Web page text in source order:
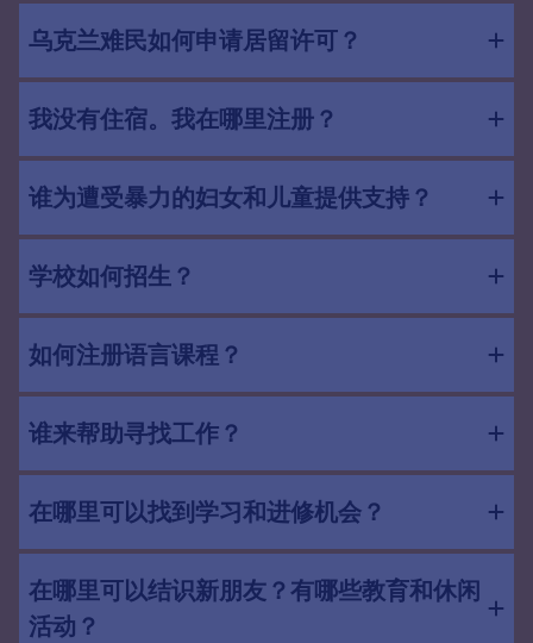
乌克兰难民如何申请居留许可？
我没有住宿。我在哪里注册？
谁为遭受暴力的妇女和儿童提供支持？
学校如何招生？
如何注册语言课程？
谁来帮助寻找工作？
在哪里可以找到学习和进修机会？
在哪里可以结识新朋友？有哪些教育和休闲
活动？